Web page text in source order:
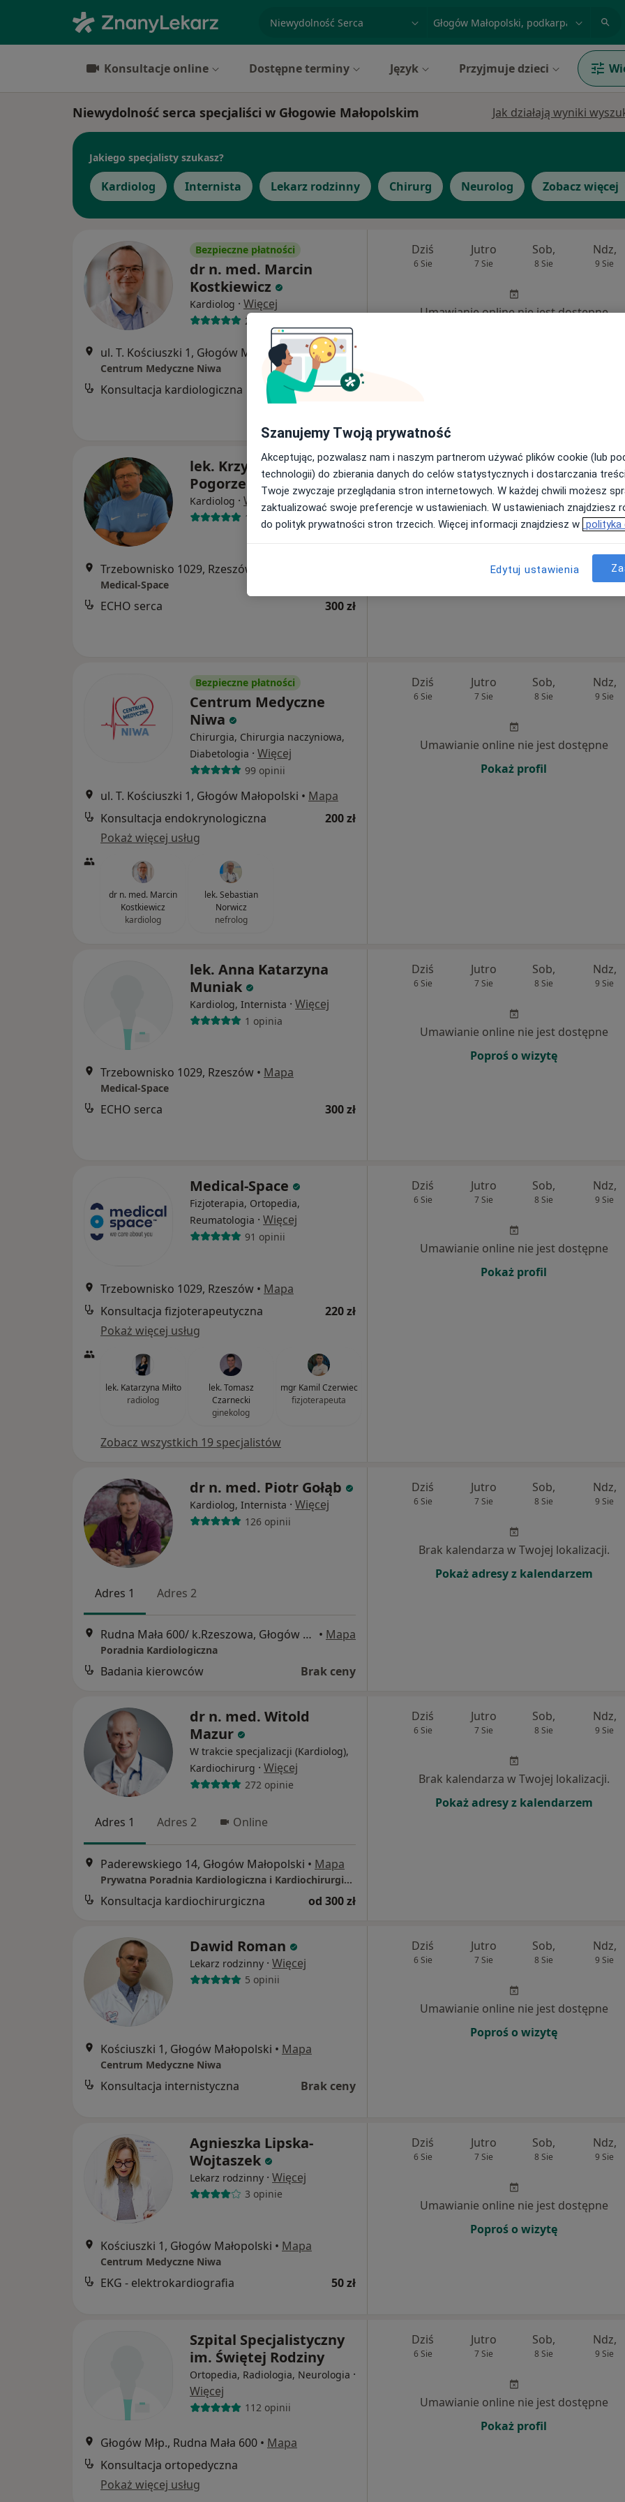
specjalizacja, badanie lub nazwiskomiasto lub dzielnica
Konsultacje online Dostępne terminy Język Przyjmuje dzieci
Niewydolność serca specjaliści w Głogowie Małopolskim Jak działają wyniki
Jakiego specjalisty szukasz?
Kardiolog Internista Lekarz rodzinny Chirurg Neurolog Zobacz więcej
Bezpieczne płatności
dr n. med. Marcin
Kostkiewicz
Kardiolog · Więcej
27 opinii
ul. T. Kościuszki 1, Głogów Małopolski•Mapa
Centrum Medyczne Niwa
Konsultacja kardiologiczna od 250 zł
Dziś
6 Sie
Jutro
7 Sie
Sob,
8 Sie
Ndz,
9 Sie
Umawianie online nie jest dostępne
lek. Krzysztof
Pogorzelski
Kardiolog · Więcej
1 opinia
Trzebownisko 1029, Rzeszów
Medical-Space
ECHO serca 300 zł
Dziś
6 Sie
Jutro
7 Sie
Sob,
8 Sie
Ndz,
9 Sie
Umawianie online nie jest dostępne
Bezpieczne płatności
Centrum Medyczne
Niwa
Chirurgia, Chirurgia naczyniowa,
Diabetologia · Więcej
99 opinii
ul. T. Kościuszki 1, Głogów Małopolski • Mapa
Konsultacja endokrynologiczna
200 zł
Pokaż więcej usług
dr n. med. Marcin
Kostkiewicz
kardiolog
lek. Sebastian
Norwicz
nefrolog
Dziś
6 Sie
Jutro
7 Sie
Sob,
8 Sie
Ndz,
9 Sie
Umawianie online nie jest dostępne
Pokaż profil
lek. Anna Katarzyna
Muniak
Kardiolog, Internista · Więcej
1 opinia
Trzebownisko 1029, Rzeszów • Mapa
Medical-Space
ECHO serca 300 zł
Dziś
6 Sie
Jutro
7 Sie
Sob,
8 Sie
Ndz,
9 Sie
Umawianie online nie jest dostępne
Poproś o wizytę
Medical-Space
Fizjoterapia, Ortopedia,
Reumatologia · Więcej
91 opinii
Trzebownisko 1029, Rzeszów • Mapa
Konsultacja fizjoterapeutyczna
220 zł
Pokaż więcej usług
lek. Katarzyna Miłto
radiolog
lek. Tomasz
Czarnecki
ginekolog
mgr Kamil Czerwiec
fizjoterapeuta
Zobacz wszystkich 19 specjalistów
Dziś
6 Sie
Jutro
7 Sie
Sob,
8 Sie
Ndz,
9 Sie
Umawianie online nie jest dostępne
Pokaż profil
dr n. med. Piotr Gołąb
Kardiolog, Internista · Więcej
126 opinii
Adres 1 Adres 2
Rudna Mała 600/ k.Rzeszowa, Głogów Małopolski • Mapa
Poradnia Kardiologiczna
Badania kierowców Brak ceny
Dziś
6 Sie
Jutro
7 Sie
Sob,
8 Sie
Ndz,
9 Sie
Brak kalendarza w Twojej lokalizacji.
Pokaż adresy z kalendarzem
dr n. med. Witold
Mazur
W trakcie specjalizacji (Kardiolog),
Kardiochirurg · Więcej
272 opinie
Adres 1 Adres 2 Online
Paderewskiego 14, Głogów Małopolski • Mapa
Prywatna Poradnia Kardiologiczna i Kardiochirurgiczna NZOZ HOMED
Konsultacja kardiochirurgiczna od 300 zł
Dziś
6 Sie
Jutro
7 Sie
Sob,
8 Sie
Ndz,
9 Sie
Brak kalendarza w Twojej lokalizacji.
Pokaż adresy z kalendarzem
Dawid Roman
Lekarz rodzinny · Więcej
5 opinii
Kościuszki 1, Głogów Małopolski • Mapa
Centrum Medyczne Niwa
Konsultacja internistyczna Brak ceny
Dziś
6 Sie
Jutro
7 Sie
Sob,
8 Sie
Ndz,
9 Sie
Umawianie online nie jest dostępne
Poproś o wizytę
Agnieszka Lipska-
Wojtaszek
Lekarz rodzinny · Więcej
3 opinie
Kościuszki 1, Głogów Małopolski • Mapa
Centrum Medyczne Niwa
EKG - elektrokardiografia 50 zł
Dziś
6 Sie
Jutro
7 Sie
Sob,
8 Sie
Ndz,
9 Sie
Umawianie online nie jest dostępne
Poproś o wizytę
Szpital Specjalistyczny
im. Świętej Rodziny
Ortopedia, Radiologia, Neurologia ·
Więcej
112 opinii
Głogów Młp., Rudna Mała 600 • Mapa
Konsultacja ortopedyczna
Pokaż więcej usług
Dziś
6 Sie
Jutro
7 Sie
Sob,
8 Sie
Ndz,
9 Sie
Umawianie online nie jest dostępne
Pokaż profil
Szanujemy Twoją prywatność
Akceptując, pozwalasz nam i naszym partnerom używać plików cookie (lub
technologii) do zbierania danych do celów statystycznych i dostarczania
Twoje zwyczaje przeglądania stron internetowych. W każdej chwili możesz
zaktualizować swoje preferencje w ustawieniach. W ustawieniach znajdziesz
do polityk prywatności stron trzecich. Więcej informacji znajdziesz w polityka
Edytuj ustawienia